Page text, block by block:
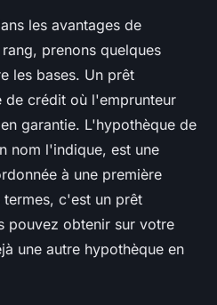
les avantages de
prenons quelques
les bases. Un prêt
de crédit où l'emprunteur
garantie. L'hypothèque de
nom l'indique, est une
à une première
c'est un prêt
pouvez obtenir sur votre
une autre hypothèque en